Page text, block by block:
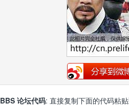
BBS 论坛代码: 直接复制下面的代码粘